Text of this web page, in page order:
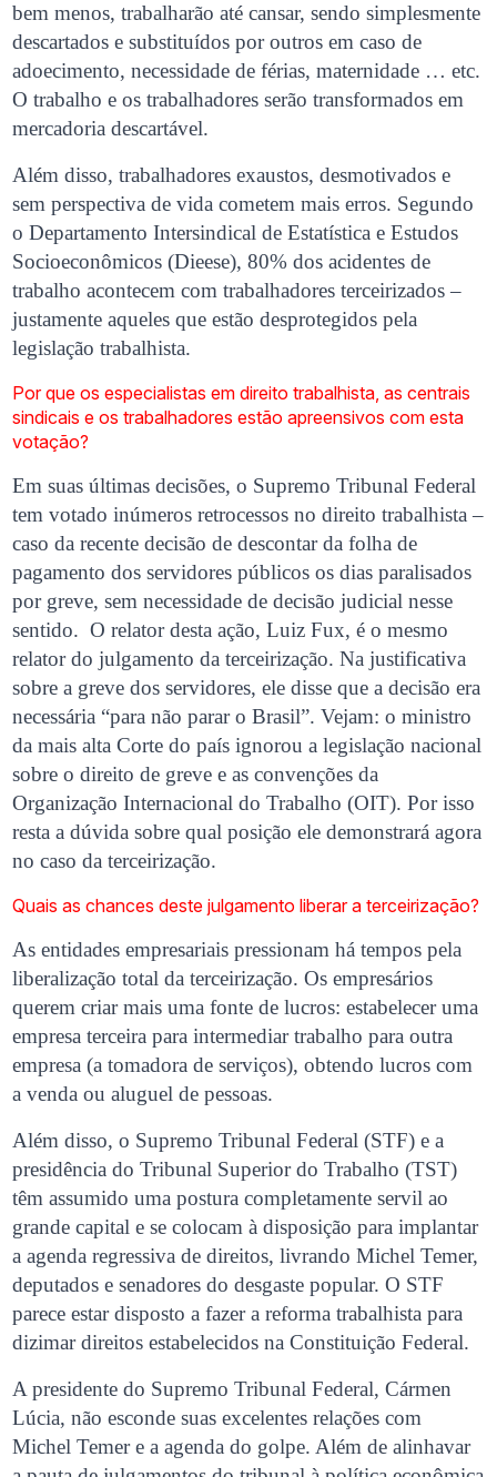
bem menos, trabalharão até cansar, sendo simplesmente
descartados e substituídos por outros em caso de
adoecimento, necessidade de férias, maternidade … etc.
O trabalho e os trabalhadores serão transformados em
mercadoria descartável.
Além disso, trabalhadores exaustos, desmotivados e
sem perspectiva de vida cometem mais erros. Segundo
o Departamento Intersindical de Estatística e Estudos
Socioeconômicos (Dieese), 80% dos acidentes de
trabalho acontecem com trabalhadores terceirizados –
justamente aqueles que estão desprotegidos pela
legislação trabalhista.
Por que os especialistas em direito trabalhista, as centrais
sindicais e os trabalhadores estão apreensivos com esta
votação?
Em suas últimas decisões, o Supremo Tribunal Federal
tem votado inúmeros retrocessos no direito trabalhista –
caso da recente decisão de descontar da folha de
pagamento dos servidores públicos os dias paralisados
por greve, sem necessidade de decisão judicial nesse
sentido. O relator desta ação, Luiz Fux, é o mesmo
relator do julgamento da terceirização. Na justificativa
sobre a greve dos servidores, ele disse que a decisão era
necessária “para não parar o Brasil”. Vejam: o ministro
da mais alta Corte do país ignorou a legislação nacional
sobre o direito de greve e as convenções da
Organização Internacional do Trabalho (OIT). Por isso
resta a dúvida sobre qual posição ele demonstrará agora
no caso da terceirização.
Quais as chances deste julgamento liberar a terceirização?
As entidades empresariais pressionam há tempos pela
liberalização total da terceirização. Os empresários
querem criar mais uma fonte de lucros: estabelecer uma
empresa terceira para intermediar trabalho para outra
empresa (a tomadora de serviços), obtendo lucros com
a venda ou aluguel de pessoas.
Além disso, o Supremo Tribunal Federal (STF) e a
presidência do Tribunal Superior do Trabalho (TST)
têm assumido uma postura completamente servil ao
grande capital e se colocam à disposição para implantar
a agenda regressiva de direitos, livrando Michel Temer,
deputados e senadores do desgaste popular. O STF
parece estar disposto a fazer a reforma trabalhista para
dizimar direitos estabelecidos na Constituição Federal.
A presidente do Supremo Tribunal Federal, Cármen
Lúcia, não esconde suas excelentes relações com
Michel Temer e a agenda do golpe. Além de alinhavar